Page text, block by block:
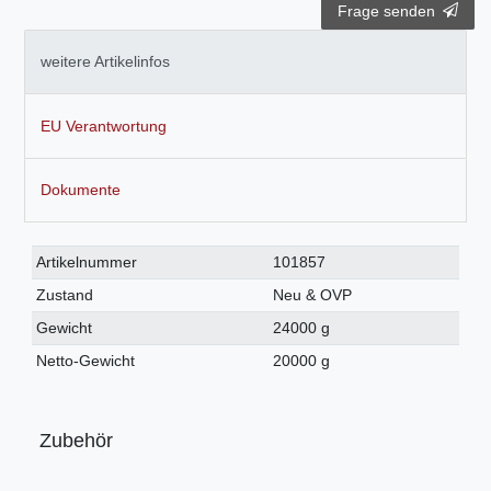
Frage senden
weitere Artikelinfos
EU Verantwortung
Dokumente
Technisches
Merkmal
Wert
Artikelnummer
101857
Zustand
Neu & OVP
Gewicht
24000 g
Netto-Gewicht
20000 g
Zubehör